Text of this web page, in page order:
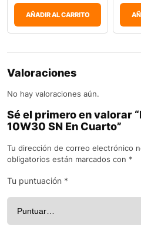
AÑADIR AL CARRITO
Valoraciones
No hay valoraciones aún.
Sé el primero en valorar
10W30 SN En Cuarto”
Tu dirección de correo electrónico
obligatorios están marcados con *
Tu puntuación *